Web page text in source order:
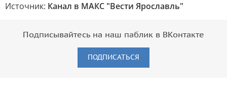
Источник: Канал в МАКС "Вести Ярославль"
Подписывайтесь на наш паблик в ВКонтакте
ПОДПИСАТЬСЯ